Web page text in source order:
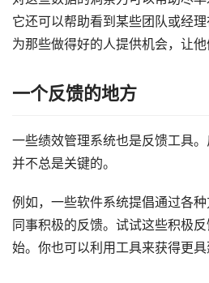
它还可以帮助看到某些团队或经
为那些做得好的人提供机会，让他
一个反馈的地方
一些绩效管理系统也是反馈工具
并不总是关键的。
例如，一些软件系统提倡通过各
同事积极的反馈。试试这些积极
始。你也可以利用工具来获得更具